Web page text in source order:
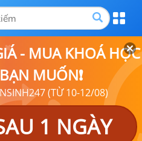
- MUA KHOÁ HỌC
MUỐN❗
(TỪ 10-12/08)
1 NGÀY